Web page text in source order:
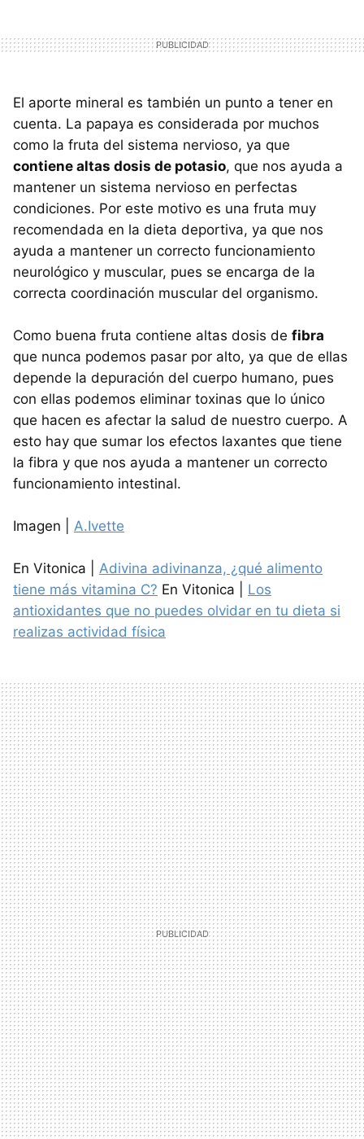
El aporte mineral es también un punto a tener en
cuenta. La papaya es considerada por muchos
como la fruta del sistema nervioso, ya que
contiene altas dosis de potasio, que nos ayuda a
mantener un sistema nervioso en perfectas
condiciones. Por este motivo es una fruta muy
recomendada en la dieta deportiva, ya que nos
ayuda a mantener un correcto funcionamiento
neurológico y muscular, pues se encarga de la
correcta coordinación muscular del organismo.
Como buena fruta contiene altas dosis de fibra
que nunca podemos pasar por alto, ya que de ellas
depende la depuración del cuerpo humano, pues
con ellas podemos eliminar toxinas que lo único
que hacen es afectar la salud de nuestro cuerpo. A
esto hay que sumar los efectos laxantes que tiene
la fibra y que nos ayuda a mantener un correcto
funcionamiento intestinal.
Imagen | A.Ivette
En Vitonica | Adivina adivinanza, ¿qué alimento
tiene más vitamina C? En Vitonica | Los
antioxidantes que no puedes olvidar en tu dieta si
realizas actividad física